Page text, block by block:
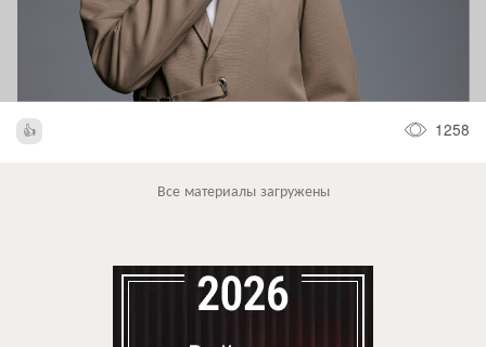
1258
Все материалы загружены